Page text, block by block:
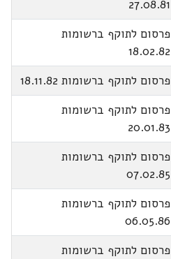
27.08.81
פרסום לתוקף ברשומות
18.02.82
פרסום לתוקף ברשומות 18.11.82
פרסום לתוקף ברשומות
20.01.83
פרסום לתוקף ברשומות
07.02.85
פרסום לתוקף ברשומות
06.05.86
פרסום לתוקף ברשומות